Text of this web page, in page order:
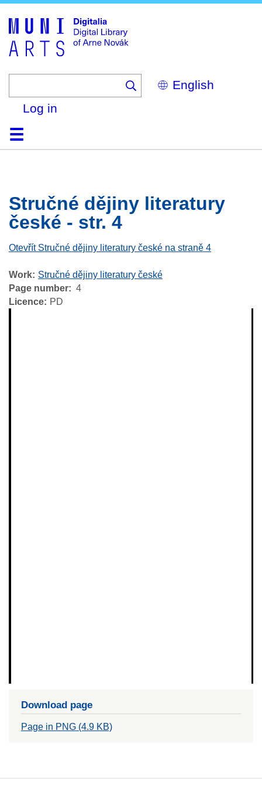
Select
your
Log in
HomeBrowse
Search
About
HelpContactDigitalia
Stručné dějiny literatury
české - str. 4
Otevřít Stručné dějiny literatury české na straně 4
Work
Stručné dějiny literatury české
Page number
4
Licence
PD
Download page
Page in PNG (4.9 KB)